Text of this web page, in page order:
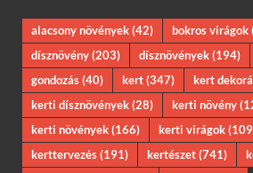
alacsony növények(42) bokros virágok
dísznövény(203) dísznövények(194)
gondozás(40) kert(347) kert
kerti dísznövények(28) kerti növény
kerti növények(166) kerti virágok
kerttervezés(191) kertészet(741)